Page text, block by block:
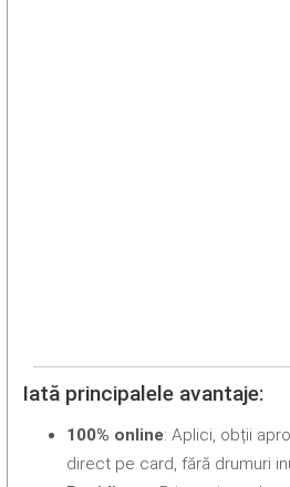
Iată principalele avantaje:
100% online: Aplici, obții
direct pe card, fără drumuri